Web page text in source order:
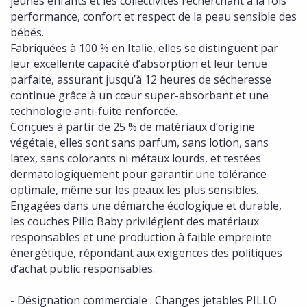
performance, confort et respect de la peau sensible des
bébés.
Fabriquées à 100 % en Italie, elles se distinguent par
leur excellente capacité d’absorption et leur tenue
parfaite, assurant jusqu’à 12 heures de sécheresse
continue grâce à un cœur super-absorbant et une
technologie anti-fuite renforcée.
Conçues à partir de 25 % de matériaux d’origine
végétale, elles sont sans parfum, sans lotion, sans
latex, sans colorants ni métaux lourds, et testées
dermatologiquement pour garantir une tolérance
optimale, même sur les peaux les plus sensibles.
Engagées dans une démarche écologique et durable,
les couches Pillo Baby privilégient des matériaux
responsables et une production à faible empreinte
énergétique, répondant aux exigences des politiques
d’achat public responsables.
- Désignation commerciale : Changes jetables PILLO